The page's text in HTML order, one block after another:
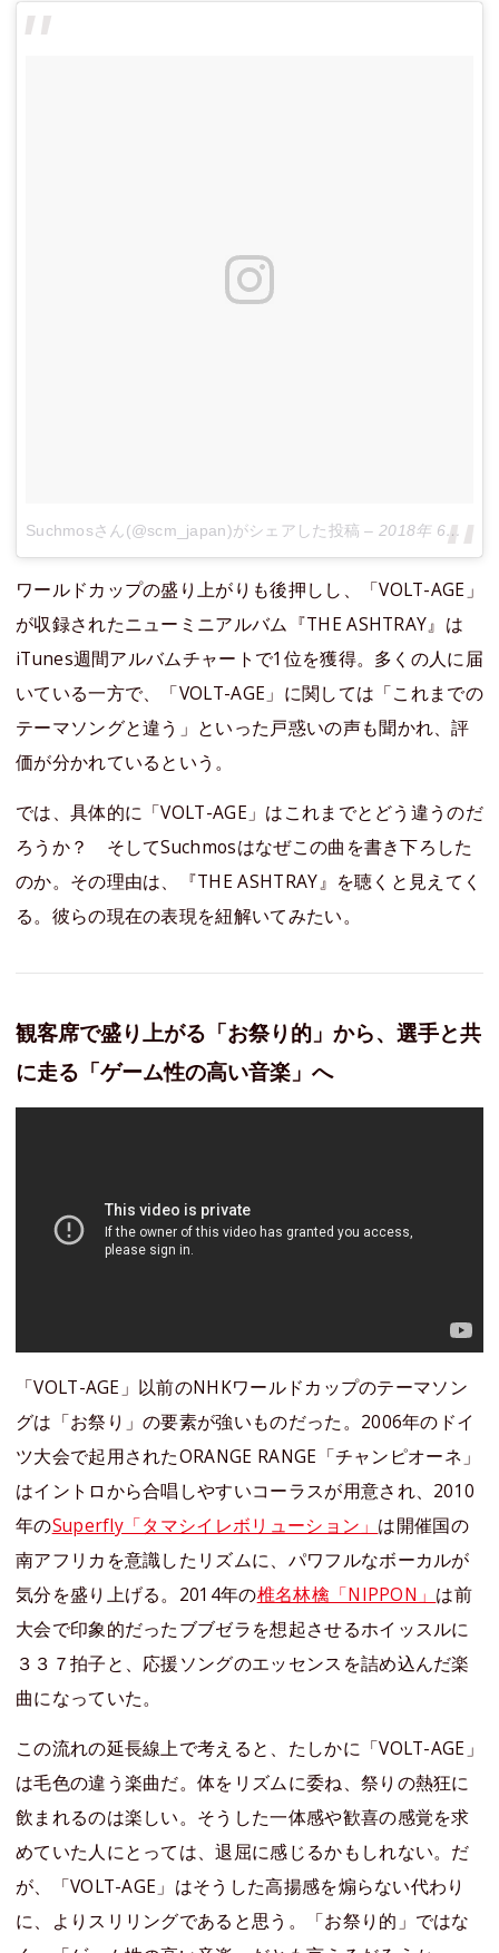
Suchmosさん(@scm_japan)がシェアした投稿 – 2018年 6月月17日午前5時56分PDT
ワールドカップの盛り上がりも後押しし、「VOLT-AGE」
が収録されたニューミニアルバム『THE ASHTRAY』は
iTunes週間アルバムチャートで1位を獲得。多くの人に届
いている一方で、「VOLT-AGE」に関しては「これまでの
テーマソングと違う」といった戸惑いの声も聞かれ、評
価が分かれているという。
では、具体的に「VOLT-AGE」はこれまでとどう違うのだ
ろうか？ そしてSuchmosはなぜこの曲を書き下ろした
のか。その理由は、『THE ASHTRAY』を聴くと見えてく
る。彼らの現在の表現を紐解いてみたい。
観客席で盛り上がる「お祭り的」から、選手と共
に走る「ゲーム性の高い音楽」へ
「VOLT-AGE」以前のNHKワールドカップのテーマソン
グは「お祭り」の要素が強いものだった。2006年のドイ
ツ大会で起用されたORANGE RANGE「チャンピオーネ」
はイントロから合唱しやすいコーラスが用意され、2010
年のSuperfly「タマシイレボリューション」 は開催国の
南アフリカを意識したリズムに、パワフルなボーカルが
気分を盛り上げる。2014年の椎名林檎「NIPPON」 は前
大会で印象的だったブブゼラを想起させるホイッスルに
３３７拍子と、応援ソングのエッセンスを詰め込んだ楽
曲になっていた。
この流れの延長線上で考えると、たしかに「VOLT-AGE」
は毛色の違う楽曲だ。体をリズムに委ね、祭りの熱狂に
飲まれるのは楽しい。そうした一体感や歓喜の感覚を求
めていた人にとっては、退屈に感じるかもしれない。だ
が、「VOLT-AGE」はそうした高揚感を煽らない代わり
に、よりスリリングであると思う。「お祭り的」ではな